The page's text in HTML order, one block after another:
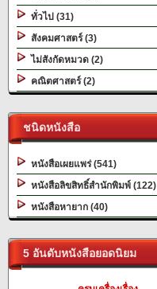
ทั่วไป (31)
สังคมศาสตร์ (3)
ไม่สังกัดหมวด (2)
คณิตศาสตร์ (2)
ชนิดหนังสือ
หนังสือเผยแพร่ (541)
หนังสือลิขสิทธิ์สำนักพิมพ์ (122)
หนังสือหายาก (40)
5 อันดับหนังสือยอดนิยม